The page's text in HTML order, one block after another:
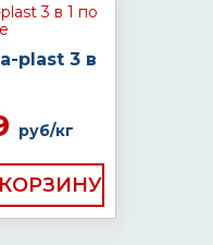
plast 3 в
руб/кг